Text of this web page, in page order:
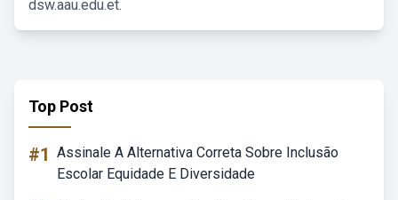
dsw.aau.edu.et.
Top Post
#1 Assinale A Alternativa Correta Sobre Inclusão
Escolar Equidade E Diversidade